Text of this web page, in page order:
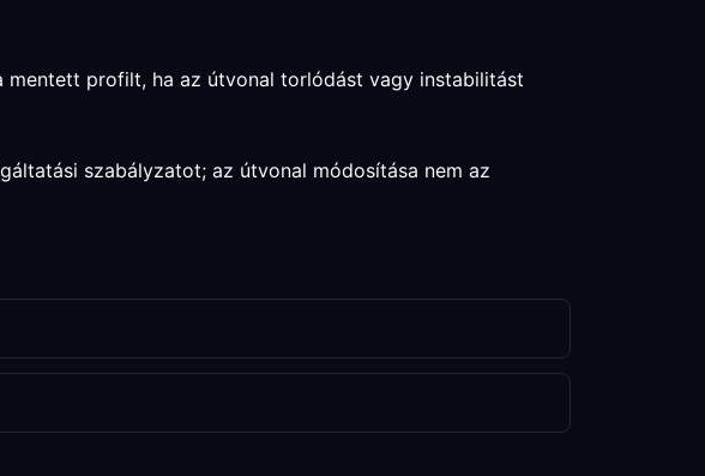
profilt, ha az útvonal torlódást vagy instabilitást
szabályzatot; az útvonal módosítása nem az